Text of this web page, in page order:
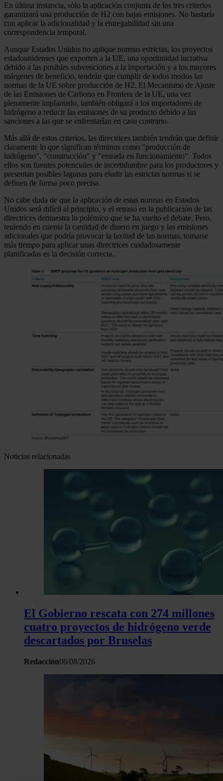
En última instancia, sólo la aplicación conjunta de los tres criterios
garantizará una producción de H2 con bajas emisiones. No bastaría
con aplicar la adicionalidad y la entregabilidad sin una
correspondencia temporal.
Aunque Estados Unidos no aplique normas estrictas, los proyectos
estadounidenses que exporten a la UE, una oportunidad lucrativa
debido a las posibles subvenciones a la importación y a los mayores
márgenes de beneficio, tendrán que cumplir de todos modos las
normas de la UE sobre producción de H2. El Mecanismo de Ajuste
de las Emisiones de Carbono en Frontera de la UE, una vez
plenamente implantado, también obligará a los importadores de
hidrógeno a reducir las emisiones de su producto debido a las
sanciones a las que se enfrentarían en caso contrario.
Más allá de estos criterios, las directrices también tendrán que definir
claramente lo que significan términos como "producción de
hidrógeno", "construcción" y "entrada en funcionamiento". Todos
ellos son fuentes potenciales de incertidumbre para los productores y
presentan posibles lagunas para eludir las estrictas normas si se
definen de forma poco precisa.
No cabe duda de que la aplicación de estas normas en Estados
Unidos será difícil al principio, y el retraso en la publicación de las
directrices demuestra lo polémico que se ha vuelto el debate. Pero,
teniendo en cuenta la cantidad de dinero en juego y las emisiones
adicionales que podría provocar la laxitud de las normas, tomarse
más tiempo para aplicar unas directrices cuidadosamente
planificadas es la decisión correcta.
Noticias relacionadas
El Gobierno rescata con 274 millones
cuatro proyectos de hidrógeno verde
descartados por Bruselas
Redacción06/08/2026